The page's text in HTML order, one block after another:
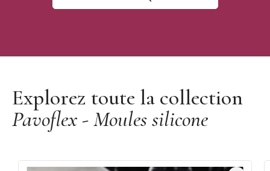
Explorez toute la collection
Pavoflex - Moules silicone